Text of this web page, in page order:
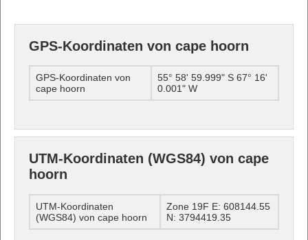
GPS-Koordinaten von cape hoorn
GPS-Koordinaten von
cape hoorn
55° 58' 59.999" S 67° 16'
0.001" W
UTM-Koordinaten (WGS84) von cape
hoorn
UTM-Koordinaten
(WGS84) von cape hoorn
Zone 19F E: 608144.55
N: 3794419.35